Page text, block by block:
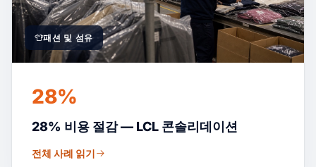
패션 및 섬유
28%
28% 비용 절감 — LCL 콘솔리데이션
전체 사례 읽기